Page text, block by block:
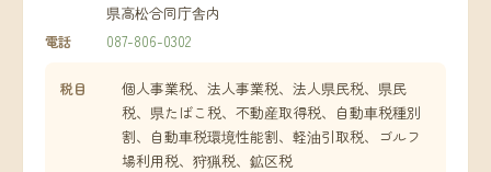
県高松合同庁舎内
電話 087-806-0302
税目
個人事業税、法人事業税、法人県民税、県民
税、県たばこ税、不動産取得税、自動車税種別
割、自動車税環境性能割、軽油引取税、ゴルフ
場利用税、狩猟税、鉱区税